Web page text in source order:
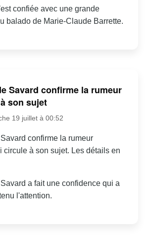
confiée avec une grande
balado de Marie-Claude Barrette.
Savard confirme la rumeur
son sujet
19 juillet à 00:52
confirme la rumeur
circule à son sujet. Les détails en
a fait une confidence qui a
l'attention.